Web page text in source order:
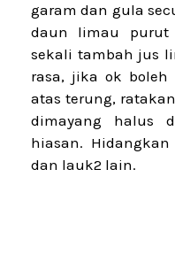
garam dan gula
daun limau purut
sekali tambah jus
rasa, jika ok boleh
atas terung,
dimayang halus
hiasan.
dan lauk2 lain.